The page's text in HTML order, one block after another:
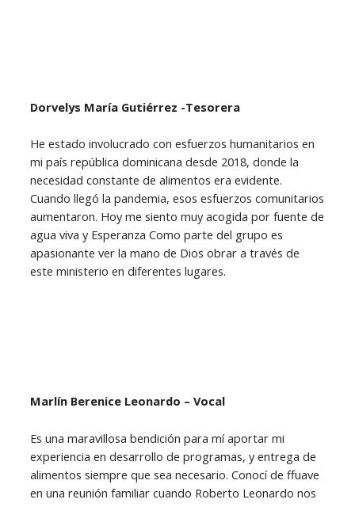
Dorvelys María Gutiérrez -Tesorera
He estado involucrado con esfuerzos humanitarios en
mi país república dominicana desde 2018, donde la
necesidad constante de alimentos era evidente.
Cuando llegó la pandemia, esos esfuerzos comunitarios
aumentaron. Hoy me siento muy acogida por fuente de
agua viva y Esperanza Como parte del grupo es
apasionante ver la mano de Dios obrar a través de
este ministerio en diferentes lugares.
Marlín Berenice Leonardo – Vocal
Es una maravillosa bendición para mí aportar mi
experiencia en desarrollo de programas, y entrega de
alimentos siempre que sea necesario. Conocí de ffuave
en una reunión familiar cuando Roberto Leonardo nos